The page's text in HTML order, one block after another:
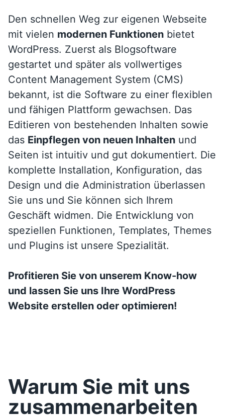
Den schnellen Weg zur eigenen Webseite
mit vielen modernen Funktionen bietet
WordPress. Zuerst als Blogsoftware
gestartet und später als vollwertiges
Content Management System (CMS)
bekannt, ist die Software zu einer flexiblen
und fähigen Plattform gewachsen. Das
Editieren von bestehenden Inhalten sowie
das Einpflegen von neuen Inhalten und
Seiten ist intuitiv und gut dokumentiert. Die
komplette Installation, Konfiguration, das
Design und die Administration überlassen
Sie uns und Sie können sich Ihrem
Geschäft widmen. Die Entwicklung von
speziellen Funktionen, Templates, Themes
und Plugins ist unsere Spezialität.
Profitieren Sie von unserem Know-how
und lassen Sie uns Ihre WordPress
Website erstellen oder optimieren!
Warum Sie mit uns
zusammen­arbeiten